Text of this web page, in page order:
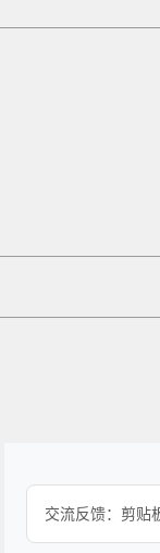
交流反馈：剪贴